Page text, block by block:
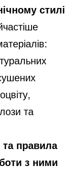
9 клас
стилі
та
правила
з ними